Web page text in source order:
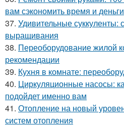
вам сэкономить время и деньги
37. Удивительные суккуленты:
выращивания
38. Переоборудование жилой
рекомендации
39. Кухня в комнате:
40. Циркуляционные насосы:
подойдет именно вам
41. Отопление на новый
систем отопления